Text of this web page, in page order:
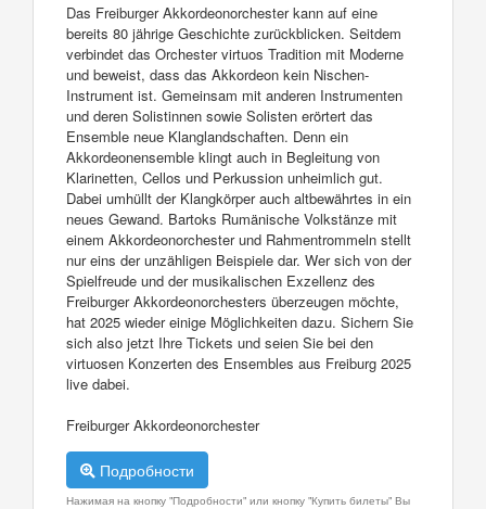
Das Freiburger Akkordeonorchester kann auf eine
bereits 80 jährige Geschichte zurückblicken. Seitdem
verbindet das Orchester virtuos Tradition mit Moderne
und beweist, dass das Akkordeon kein Nischen-
Instrument ist. Gemeinsam mit anderen Instrumenten
und deren Solistinnen sowie Solisten erörtert das
Ensemble neue Klanglandschaften. Denn ein
Akkordeonensemble klingt auch in Begleitung von
Klarinetten, Cellos und Perkussion unheimlich gut.
Dabei umhüllt der Klangkörper auch altbewährtes in ein
neues Gewand. Bartoks Rumänische Volkstänze mit
einem Akkordeonorchester und Rahmentrommeln stellt
nur eins der unzähligen Beispiele dar. Wer sich von der
Spielfreude und der musikalischen Exzellenz des
Freiburger Akkordeonorchesters überzeugen möchte,
hat 2025 wieder einige Möglichkeiten dazu. Sichern Sie
sich also jetzt Ihre Tickets und seien Sie bei den
virtuosen Konzerten des Ensembles aus Freiburg 2025
live dabei.
Freiburger Akkordeonorchester
Подробности
Нажимая на кнопку "Подробности" или кнопку "Купить билеты" Вы